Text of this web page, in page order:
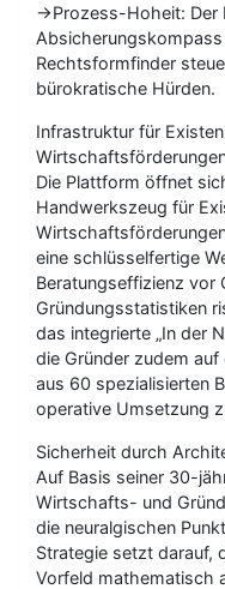
->Prozess-Hoheit:
Rechtsformfinder
bürokratische Hürden.
Infrastruktur für
Die Plattform öffnet
Handwerkszeug für
eine schlüsselfertige
Beratungseffizienz vor
Gründungsstatistiken
das integrierte „In der
die Gründer zudem
aus 60 spezialisierten
operative Umsetzung
Sicherheit durch
Auf Basis seiner 30-
Wirtschafts- und
die neuralgischen
Strategie setzt darauf,
Vorfeld mathematisch